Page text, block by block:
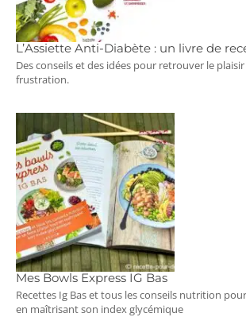
L’Assiette Anti-Diabète : un livre de
Des conseils et des idées pour retrouver le
frustration.
Mes Bowls Express IG Bas
Recettes Ig Bas et tous les conseils nutrition
en maîtrisant son index glycémique